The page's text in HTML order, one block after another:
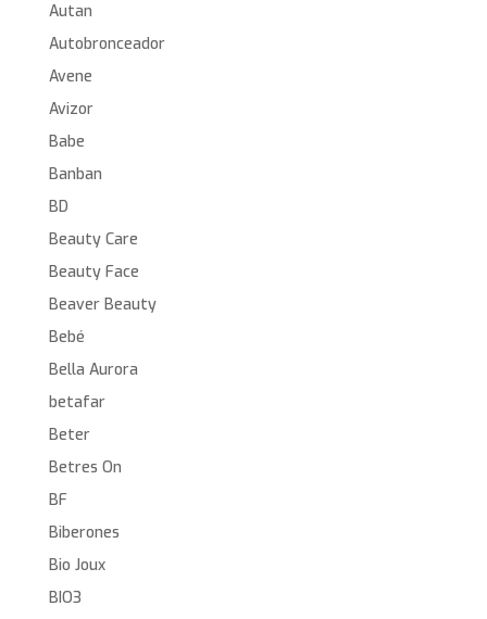
Autan
Autobronceador
Avene
Avizor
Babe
Banban
BD
Beauty Care
Beauty Face
Beaver Beauty
Bebé
Bella Aurora
betafar
Beter
Betres On
BF
Biberones
Bio Joux
BIO3